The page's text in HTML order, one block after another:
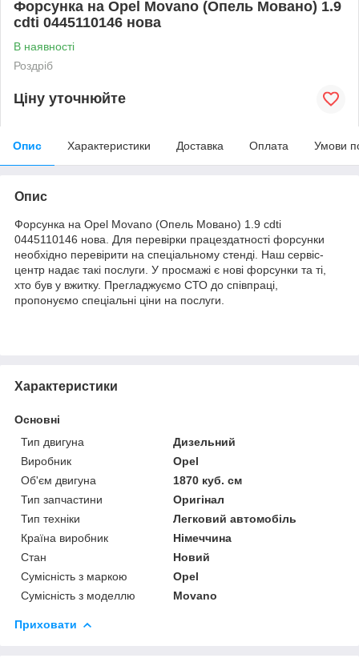
Форсунка на Opel Movano (Опель Мовано) 1.9
cdti 0445110146 нова
В наявності
Роздріб
Ціну уточнюйте
Опис Характеристики Доставка Оплата Умови
Опис
Форсунка на Opel Movano (Опель Мовано) 1.9 cdti
0445110146 нова. Для перевірки працездатності форсунки
необхідно перевірити на спеціальному стенді. Наш сервіс-
центр надає такі послуги. У просмажі є нові форсунки та ті,
хто був у вжитку. Прегладжуємо СТО до співпраці,
пропонуємо спеціальні ціни на послуги.
Характеристики
Основні
Тип двигуна
Дизельний
Виробник
Opel
Об'єм двигуна
1870 куб. см
Тип запчастини
Оригінал
Тип техніки
Легковий автомобіль
Країна виробник
Німеччина
Стан
Новий
Сумісність з маркою
Opel
Сумісність з моделлю
Movano
Приховати